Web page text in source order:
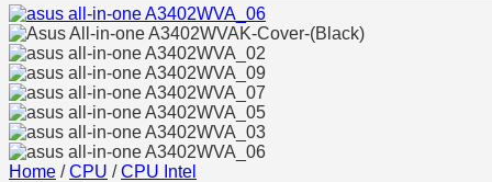
Home / CPU / CPU Intel